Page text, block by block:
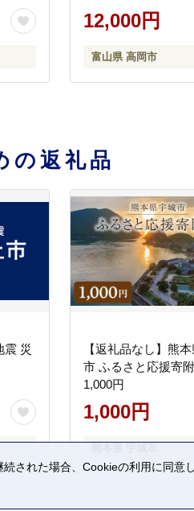
理
品
素
ー 日用品 消耗品 富
岡市 FAD-1796
12,000円
富山県 高岡市
の返礼品
震 災
【返礼品なし】熊
市 ふるさと応援寄
1,000円
1,000円
された場合、Cookieの利用に同意